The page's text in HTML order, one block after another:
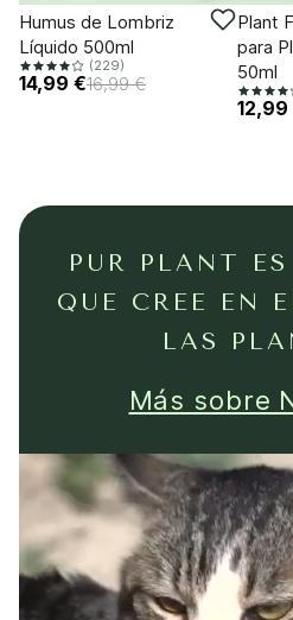
-11%
Humus de Lombriz
Líquido 500ml
(229)
14,99 €16,99 €
-18%
Plant
para
50ml
12,99
PUR PLANT
QUE CREE EN
LAS
Más sobre